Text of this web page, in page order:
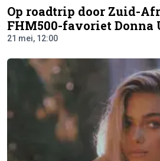
Op roadtrip door Zuid-
FHM500-favoriet Donna
21 mei, 12:00